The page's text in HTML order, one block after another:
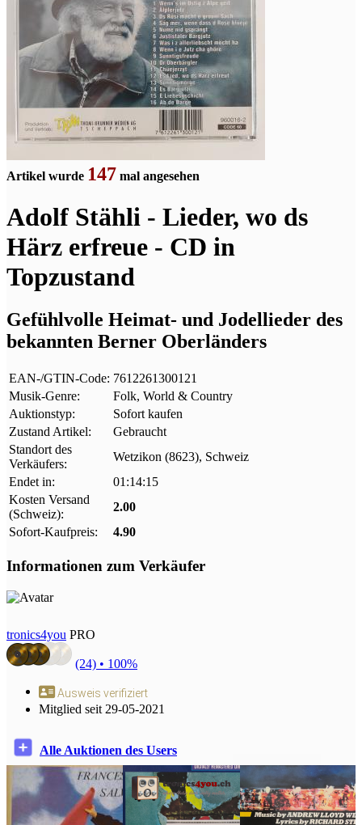
Artikel wurde 147 mal angesehen
Adolf Stähli - Lieder, wo ds
Härz erfreue - CD in
Topzustand
Gefühlvolle Heimat- und Jodellieder des
bekannten Berner Oberländers
EAN-/GTIN-Code: 7612261300121
Musik-Genre:
Folk, World & Country
Auktionstyp:
Sofort kaufen
Zustand Artikel:
Gebraucht
Standort des
Verkäufers:
Wetzikon (8623), Schweiz
Endet in:
01:14:13
Kosten Versand
(Schweiz):
2.00
Sofort-Kaufpreis:
4.90
Informationen zum Verkäufer
tronics4you PRO
(24) • 100%
Ausweis verifiziert
Mitglied seit 29-05-2021
Alle Auktionen des Users